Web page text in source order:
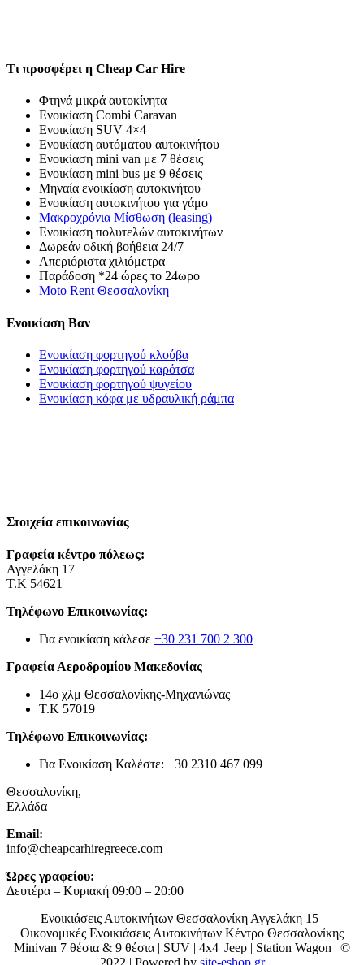
Τι προσφέρει η Cheap Car Hire
Φτηνά μικρά αυτοκίνητα
Ενοικίαση Combi Caravan
Ενοικίαση SUV 4×4
Ενοικίαση αυτόματου αυτοκινήτου
Ενοικίαση mini van με 7 θέσεις
Ενοικίαση mini bus με 9 θέσεις
Μηναία ενοικίαση αυτοκινήτου
Ενοικίαση αυτοκινήτου για γάμο
Μακροχρόνια Μίσθωση (leasing)
Ενοικίαση πολυτελών αυτοκινήτων
Δωρεάν οδική βοήθεια 24/7
Απεριόριστα χιλιόμετρα
Παράδοση *24 ώρες το 24ωρο
Moto Rent Θεσσαλονίκη
Ενοικίαση Βαν
Ενοικίαση φορτηγού κλούβα
Ενοικίαση φορτηγού καρότσα
Ενοικίαση φορτηγού ψυγείου
Ενοικίαση κόφα με υδραυλική ράμπα
Στοιχεία επικοινωνίας
Γραφεία κέντρο πόλεως:
Αγγελάκη 17
Τ.Κ 54621
Τηλέφωνο Επικοινωνίας:
Για ενοικίαση κάλεσε +30 231 700 2 300
Γραφεία Αεροδρομίου Μακεδονίας
14ο χλμ Θεσσαλονίκης-Μηχανιώνας
Τ.Κ 57019
Τηλέφωνο Επικοινωνίας:
Για Ενοικίαση Καλέστε: +30 2310 467 099
Θεσσαλονίκη,
Ελλάδα
Email:
info@cheapcarhiregreece.com
Ώρες γραφείου:
Δευτέρα – Κυριακή 09:00 – 20:00
Ενοικιάσεις Αυτοκινήτων Θεσσαλονίκη Αγγελάκη 15 |
Οικονομικές Ενοικιάσεις Αυτοκινήτων Κέντρο Θεσσαλονίκης
Μinivan 7 θέσια & 9 θέσια | SUV | 4x4 |Jeep | Station Wagon | ©
2022 | Powered by site-eshop.gr